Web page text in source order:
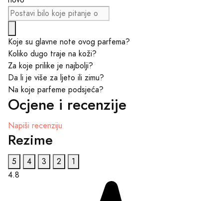
Koje su glavne note ovog parfema?
Koliko dugo traje na koži?
Za koje prilike je najbolji?
Da li je više za ljeto ili zimu?
Na koje parfeme podsjeća?
Ocjene i recenzije
Napiši recenziju
Rezime
5 4 3 2
1
4.8